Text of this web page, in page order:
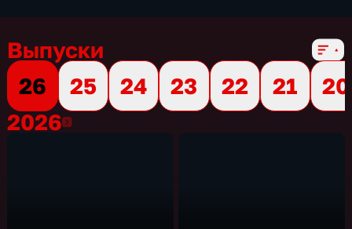
Выпуски
26
25 24 23 22 21
20
20262026